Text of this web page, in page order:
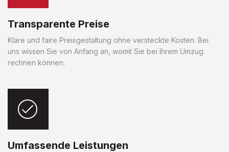
Transparente Preise
Klare und faire Preisgestaltung ohne versteckte Kosten. Bei
uns wissen Sie von Anfang an, womit Sie bei Ihrem Umzug
rechnen können.
Umfassende Leistungen